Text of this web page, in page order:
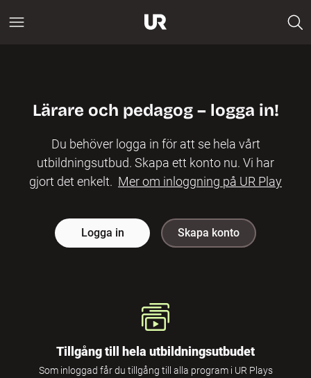
Lärare och pedagog – logga in!
Du behöver logga in för att se hela vårt
utbildningsutbud. Skapa ett konto nu. Vi har
gjort det enkelt. Mer om inloggning på UR Play
Logga in Skapa konto
Tillgång till hela utbildningsutbudet
Som inloggad får du tillgång till alla program i UR Plays